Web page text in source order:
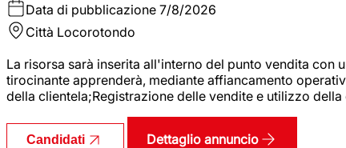
Data di pubblicazione 7/8/2026
Città Locorotondo
La risorsa sarà inserita all'interno del punto vendita
tirocinante apprenderà, mediante affiancamento
della clientela;Registrazione delle vendite e utilizzo
Candidati Dettaglio annuncio